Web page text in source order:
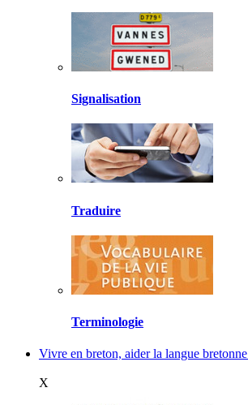
Signalisation
Traduire
Terminologie
Vivre en breton, aider la langue bretonne
X